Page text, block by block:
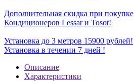
Дополнительная скидка при покупке
Кондиционеров Lessar и Tosot!
Установка до 3 метров 15900 рублей!
Установка в течении 7 дней !
Описание
Характеристики